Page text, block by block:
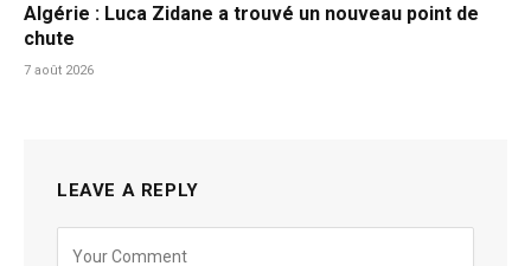
Algérie : Luca Zidane a trouvé un nouveau point de
chute
7 août 2026
LEAVE A REPLY